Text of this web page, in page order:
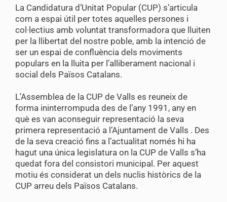
La Candidatura d’Unitat Popular (CUP) s’articula
com a espai útil per totes aquelles persones i
col·lectius amb voluntat transformadora que lluiten
per la llibertat del nostre poble, amb la intenció de
ser un espai de confluència dels moviments
populars en la lluita per l’alliberament nacional i
social dels Països Catalans.
L’Assemblea de la CUP de Valls es reuneix de
forma ininterrompuda des de l’any 1991, any en
què es van aconseguir representació la seva
primera representació a l’Ajuntament de Valls . Des
de la seva creació fins a l’actualitat només hi ha
hagut una única legislatura on la CUP de Valls s’ha
quedat fora del consistori municipal. Per aquest
motiu és considerat un dels nuclis històrics de la
CUP arreu dels Països Catalans.